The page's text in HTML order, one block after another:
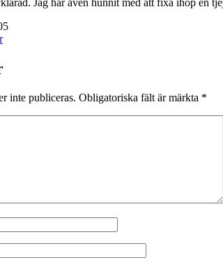
inte publiceras. Obligatoriska fält är märkta *